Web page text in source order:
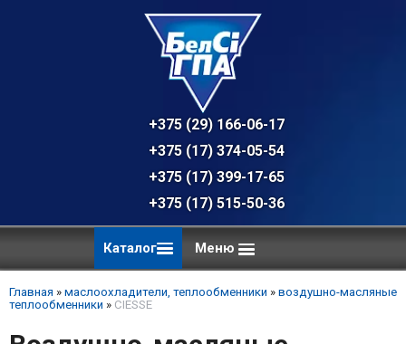
+375 (29) 166-06-17 - техническая
+375 (17) 374-05-54 - общий отдел,
+375 (17) 399-17-65
+375 (17) 515-50-36
Каталог Меню
Главная » маслоохладители, теплообменники » воздушно-масляные
теплообменники » CIESSE